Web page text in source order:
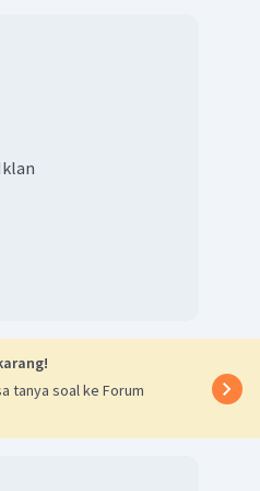
tanya soal ke Forum